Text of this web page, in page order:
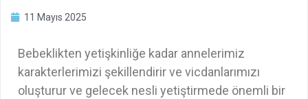
11 Mayıs 2025
Bebeklikten yetişkinliğe kadar annelerimiz
karakterlerimizi şekillendirir ve vicdanlarımızı
oluşturur ve gelecek nesli yetiştirmede önemli bir